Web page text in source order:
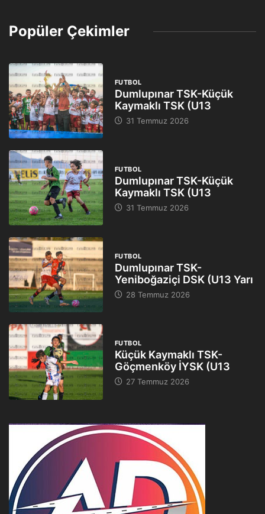
Popüler Çekimler
FUTBOL
Dumlupınar TSK-Küçük
Kaymaklı TSK (U13
31 Temmuz 2026
FUTBOL
Dumlupınar TSK-Küçük
Kaymaklı TSK (U13
31 Temmuz 2026
FUTBOL
Dumlupınar TSK-
Yeniboğaziçi DSK (U13 Yarı
28 Temmuz 2026
FUTBOL
Küçük Kaymaklı TSK-
Göçmenköy İYSK (U13
27 Temmuz 2026